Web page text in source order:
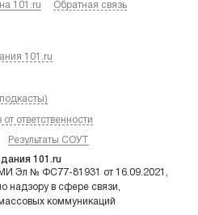
101.ru Обратная связь
101.ru
ответственности
Результаты СОУТ
101.ru
Эл № ФС77-81931 от 16.09.2021,
надзору в сфере связи,
коммуникаций